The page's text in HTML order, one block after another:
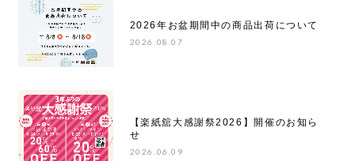
2026年お盆期間中の商品出荷について
2026.08.07
【楽紙舘大感謝祭2026】開催のお知ら
せ
2026.06.09